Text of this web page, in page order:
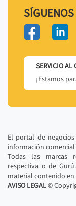
SÍGUENOS
SERVICIO AL
¡Estamos
El portal de
información
Todas las marcas
respectiva o de
material contenido
AVISO LEGAL©